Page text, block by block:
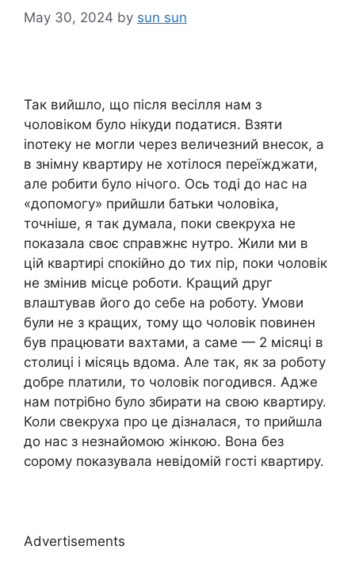
May 30, 2024 by sun sun
Так вийшло, що після весілля нам з
чоловіком було нікуди податися. Взяти
іnотеку не могли через величезний внесок, а
в знімну квартиру не хотілося переїжджати,
але робити було нічого. Ось тоді до нас на
«допомогу» прийшли батьки чоловіка,
точніше, я так думала, поки свекруха не
показала своє справжнє нутро. Жили ми в
цій квартирі спокійно до тих пір, поки чоловік
не змінив місце роботи. Кращий друг
влаштував його до себе на роботу. Умови
були не з кращих, тому що чоловік повинен
був працювати вахтами, а саме — 2 місяці в
столиці і місяць вдома. Але так, як за роботу
добре платили, то чоловік погодився. Адже
нам потрібно було збирати на свою квартиру.
Коли свекруха про це дізналася, то прийшла
до нас з незнайомою жінкою. Вона без
сорому показувала невідомій гості квартиру.
Advertisements